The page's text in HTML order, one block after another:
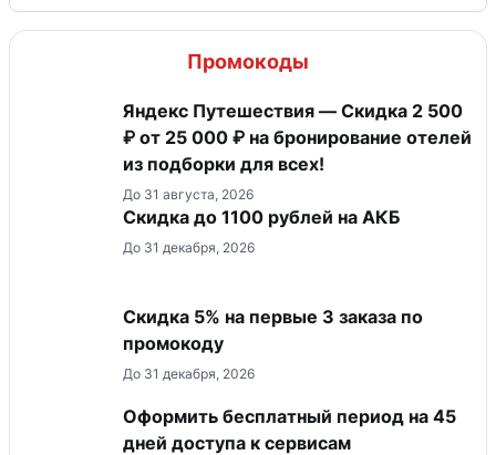
Промокоды
Яндекс Путешествия — Скидка 2 500
₽ от 25 000 ₽ на бронирование отелей
из подборки для всех!
До 31 августа, 2026
Скидка до 1100 рублей на АКБ
До 31 декабря, 2026
Скидка 5% на первые 3 заказа по
промокоду
До 31 декабря, 2026
Оформить бесплатный период на 45
дней доступа к сервисам